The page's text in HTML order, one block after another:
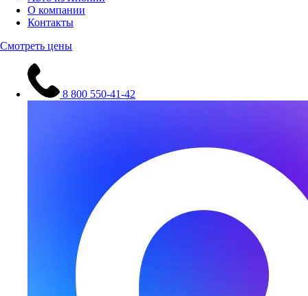
О компании
Контакты
Смотреть цены
8 800 550-41-42